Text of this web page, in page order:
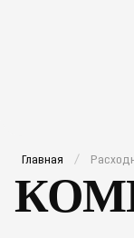
Главная